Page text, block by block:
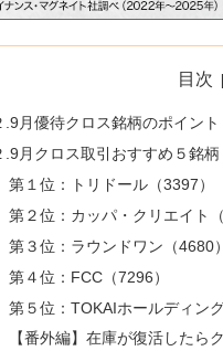
目次
.9月優待クロス銘柄のポイント
.9月クロス取引おすすめ５銘柄
第１位：トリドール（3397）
第２位：カッパ・クリエイト（
第３位：ラウンドワン（4680）
第４位：FCC（7296）
第５位：TOKAIホールディン
【番外編】在庫が復活したら